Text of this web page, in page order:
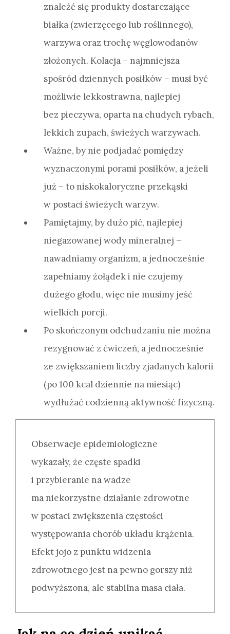
znaleźć się produkty dostarczające
białka (zwierzęcego lub roślinnego),
warzywa oraz trochę węglowodanów
złożonych. Kolacja – najmniejsza
spośród dziennych posiłków – musi być
możliwie lekkostrawna, najlepiej
bez pieczywa, oparta na chudych rybach,
lekkich zupach, świeżych warzywach.
Ważne, by nie podjadać pomiędzy
wyznaczonymi porami posiłków, a jeżeli
już – to niskokaloryczne przekąski
w postaci świeżych warzyw.
Pamiętajmy, by dużo pić, najlepiej
niegazowanej wody mineralnej –
nawadniamy organizm, a jednocześnie
zapełniamy żołądek i nie czujemy
dużego głodu, więc nie musimy jeść
wielkich porcji.
Po skończonym odchudzaniu nie można
rezygnować z ćwiczeń, a jednocześnie
ze zwiększaniem liczby zjadanych kalorii
(po 100 kcal dziennie na miesiąc)
wydłużać codzienną aktywność fizyczną.
Obserwacje epidemiologiczne
wykazały, że częste spadki
i przybieranie na wadze
ma niekorzystne działanie zdrowotne
w postaci zwiększenia częstości
występowania chorób układu krążenia.
Efekt jojo z punktu widzenia
zdrowotnego jest na pewno gorszy niż
podwyższona, ale stabilna masa ciała.